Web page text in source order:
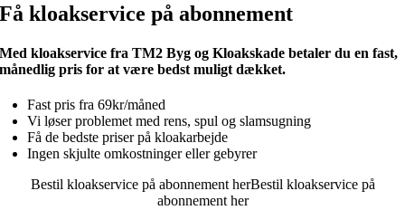
Få kloakservice på abonnement
Med kloakservice fra TM2 Byg og Kloakskade betaler du en fast,
månedlig pris for at være bedst muligt dækket.
Fast pris fra 69kr/måned
Vi løser problemet med rens, spul og slamsugning
Få de bedste priser på kloakarbejde
Ingen skjulte omkostninger eller gebyrer
Bestil kloakservice på abonnement herBestil kloakservice på
abonnement her